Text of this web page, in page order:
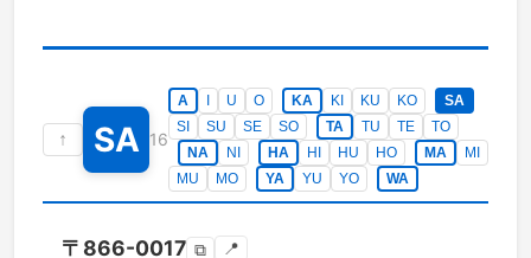
↑ SA 16
A U O KA KI KU KO
SA
SI
SU SE SO TA TU TE
TO
NA
NI HA HI HU HO MA
MI
MU
MO YA YU YO WA
〒 866-0017 ⧉ 📍